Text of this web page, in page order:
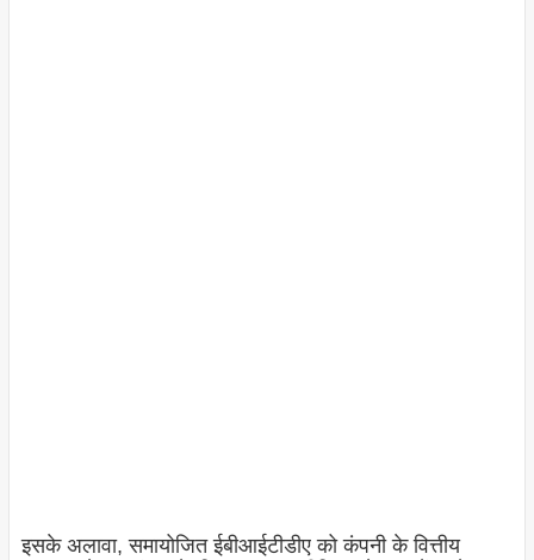
इसके अलावा, समायोजित ईबीआईटीडीए को कंपनी के वित्तीय